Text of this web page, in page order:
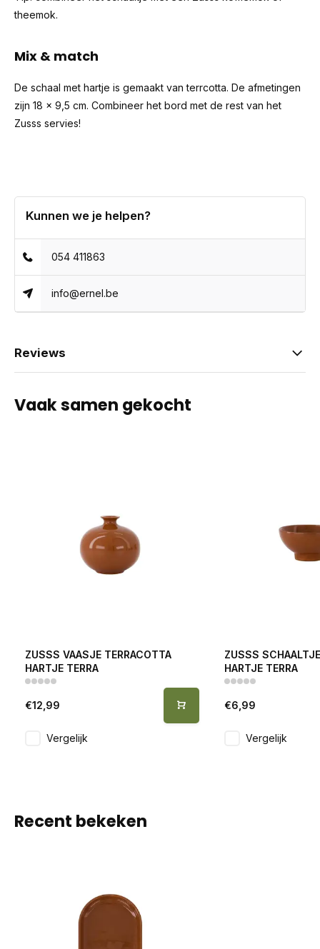
theemok.
Mix & match
De schaal met hartje is gemaakt van terrcotta. De afmetingen
zijn 18 x 9,5 cm. Combineer het bord met de rest van het
Zusss servies!
Kunnen we je helpen?
054 411863
info@ernel.be
Reviews
Vaak samen gekocht
ZUSSS VAASJE TERRACOTTA
HARTJE TERRA
€12,99
Vergelijk
ZUSSS
HARTJE TERRA
€6,99
Vergelijk
Recent bekeken